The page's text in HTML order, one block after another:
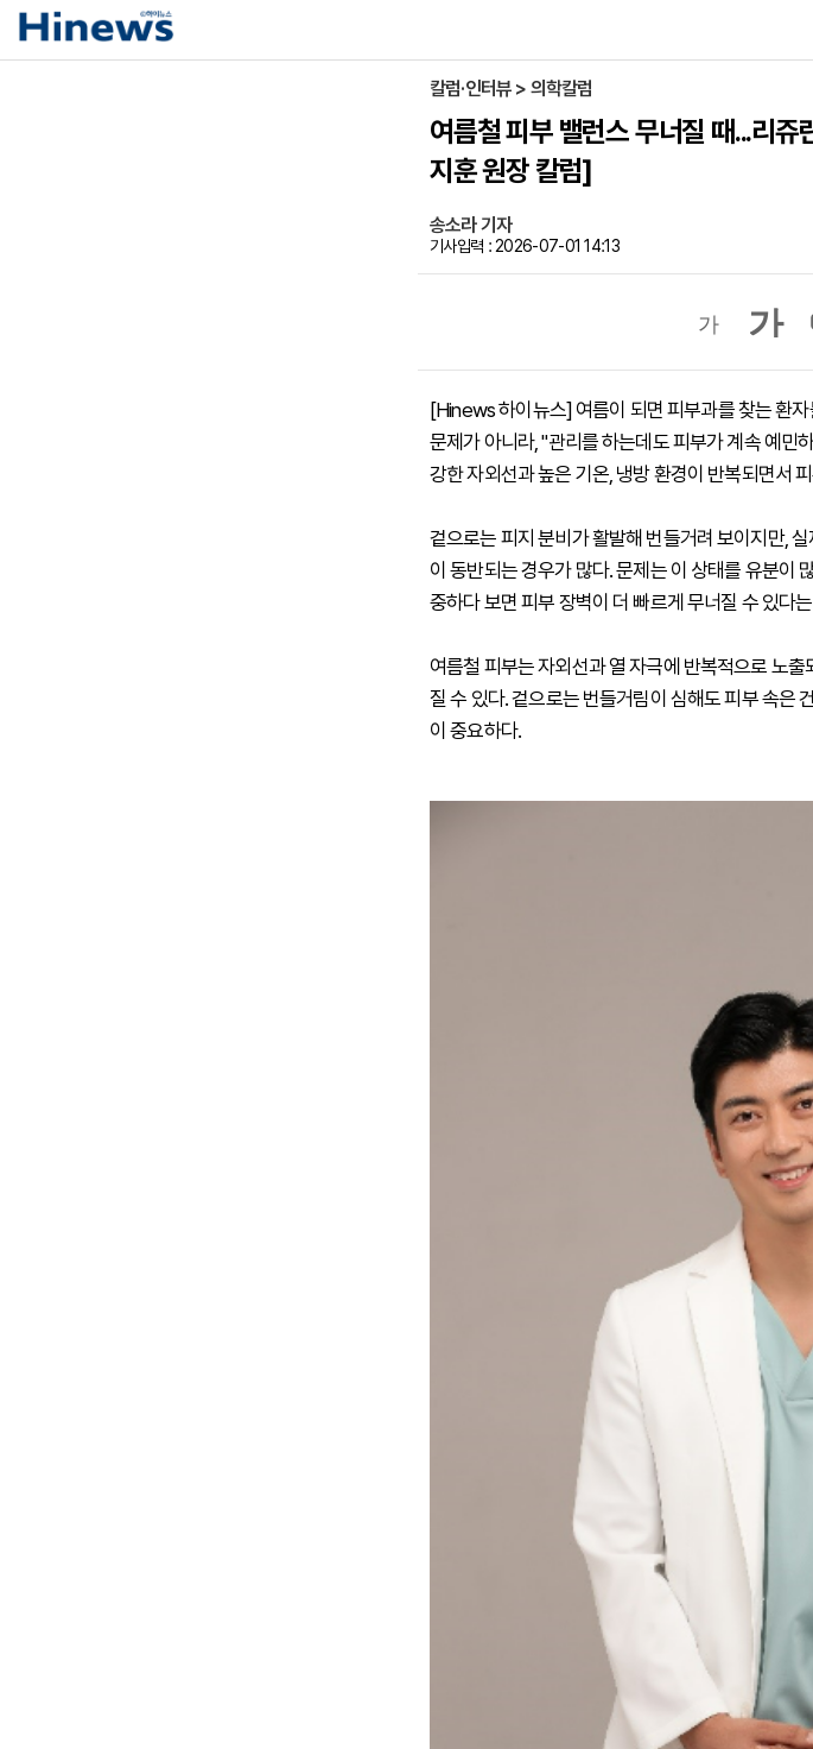
칼럼·인터뷰 > 의학칼럼
여름철 피부 밸런스 무너질 때...리
지훈 원장 칼럼]
송소라 기자
기사입력 : 2026-07-01 14:13
가 가
[Hinews 하이뉴스] 여름이 되면 피부과를 찾는 환
문제가 아니라, "관리를 하는데도 피부가 계속 예민
강한 자외선과 높은 기온, 냉방 환경이 반복되면서
겉으로는 피지 분비가 활발해 번들거려 보이지만,
이 동반되는 경우가 많다. 문제는 이 상태를 유분이
중하다 보면 피부 장벽이 더 빠르게 무너질 수 있다
여름철 피부는 자외선과 열 자극에 반복적으로 노
질 수 있다. 겉으로는 번들거림이 심해도 피부 속은
이 중요하다.